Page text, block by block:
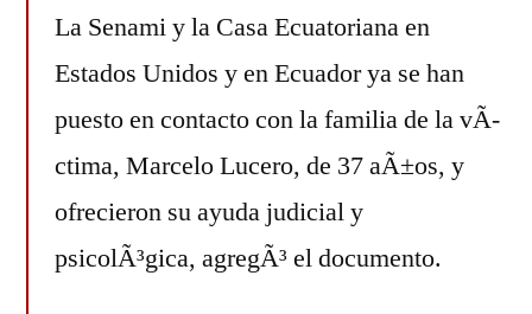
La Senami y la Casa Ecuatoriana en
Estados Unidos y en Ecuador ya se han
puesto en contacto con la familia de la vÃ­
ctima, Marcelo Lucero, de 37 aÃ±os, y
ofrecieron su ayuda judicial y
psicolÃ³gica, agregÃ³ el documento.